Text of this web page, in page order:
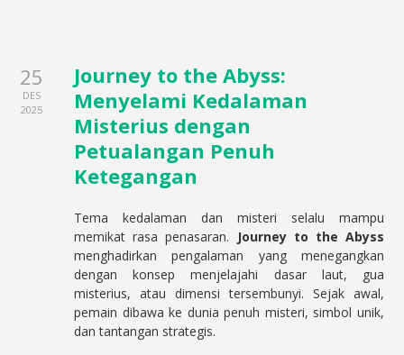
25
DES
2025
Journey to the Abyss:
Menyelami Kedalaman
Misterius dengan
Petualangan Penuh
Ketegangan
Tema kedalaman dan misteri selalu mampu
memikat rasa penasaran.
Journey to the Abyss
menghadirkan pengalaman yang menegangkan
dengan konsep menjelajahi dasar laut, gua
misterius, atau dimensi tersembunyi. Sejak awal,
pemain dibawa ke dunia penuh misteri, simbol unik,
dan tantangan strategis.